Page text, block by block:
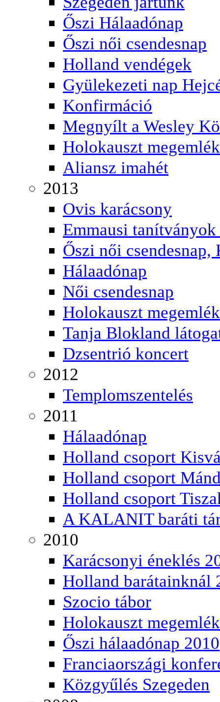
Őszi Hálaadónap
Őszi női csendesnap
Holland vendégek
Gyülekezeti nap
Konfirmáció
Megnyílt a Wesley
Holokauszt
Aliansz imahét
2013
Ovis karácsony
Emmausi
Őszi női csendesnap,
Hálaadónap
Női csendesnap
Holokauszt
Tanja Blokland
Dzsentrió koncert
2012
Templomszentelés
2011
Hálaadónap
Holland csoport
Holland csoport
Holland csoport
A KALANIT baráti
2010
Karácsonyi éneklés
Holland barátainknál
Szocio tábor
Holokauszt
Őszi hálaadónap 2010
Franciaországi
Közgyűlés Szegeden